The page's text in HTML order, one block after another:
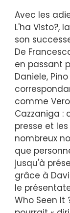
Avec les
L'ha Visto?,
son
De
en passant
Daniele,
comme
Cazzaniga :
presse et
nombreux
que
jusqu'à
grâce à
le
Who Seen